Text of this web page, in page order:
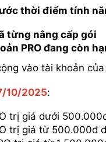
thời điểm tính
từng nâng cấp gói
PRO đang còn
vào tài khoản
10/2025:
trị giá dưới
trị giá từ 500.000đ